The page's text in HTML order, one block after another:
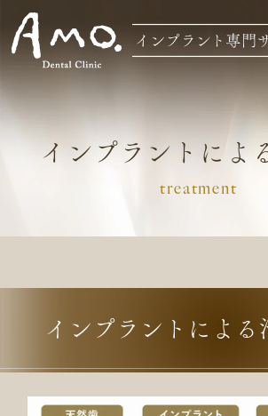
インプラントによ
treatment
インプラントによる